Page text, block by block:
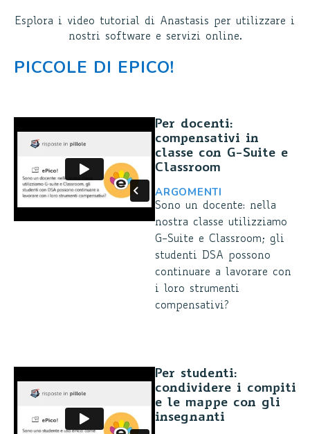
Esplora i video tutorial di Anastasis per utilizzare i
nostri software e servizi online.
PICCOLE DI EPICO!
Per docenti:
compensativi in
classe con G-Suite e
Classroom
ARGOMENTI
Sono un docente: nella
nostra classe utilizziamo
G-Suite e Classroom; gli
studenti DSA possono
continuare a lavorare con
i loro strumenti
compensativi?
Per studenti:
condividere i compiti
e le mappe con gli
insegnanti